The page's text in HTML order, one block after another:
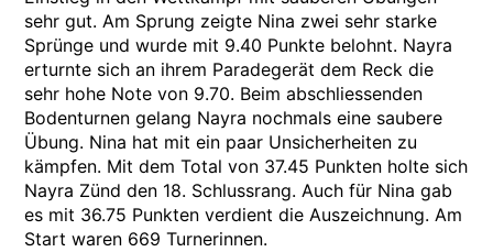
sehr gut. Am Sprung zeigte Nina zwei sehr starke
Sprünge und wurde mit 9.40 Punkte belohnt. Nayra
erturnte sich an ihrem Paradegerät dem Reck die
sehr hohe Note von 9.70. Beim abschliessenden
Bodenturnen gelang Nayra nochmals eine saubere
Übung. Nina hat mit ein paar Unsicherheiten zu
kämpfen. Mit dem Total von 37.45 Punkten holte sich
Nayra Zünd den 18. Schlussrang. Auch für Nina gab
es mit 36.75 Punkten verdient die Auszeichnung. Am
Start waren 669 Turnerinnen.